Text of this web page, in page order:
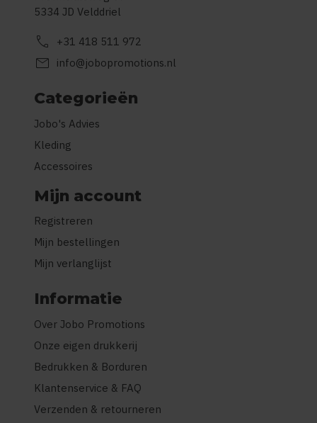
5334 JD Velddriel
call +31 418 511 972
mail info@jobopromotions.nl
Categorieën
Jobo's Advies
Kleding
Accessoires
Mijn account
Registreren
Mijn bestellingen
Mijn verlanglijst
Informatie
Over Jobo Promotions
Onze eigen drukkerij
Bedrukken & Borduren
Klantenservice & FAQ
Verzenden & retourneren